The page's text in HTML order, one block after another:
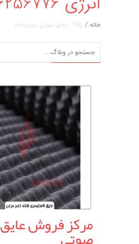
خانه / Tag: عایق صوتی موتورخانه
مرکز فروش عایق